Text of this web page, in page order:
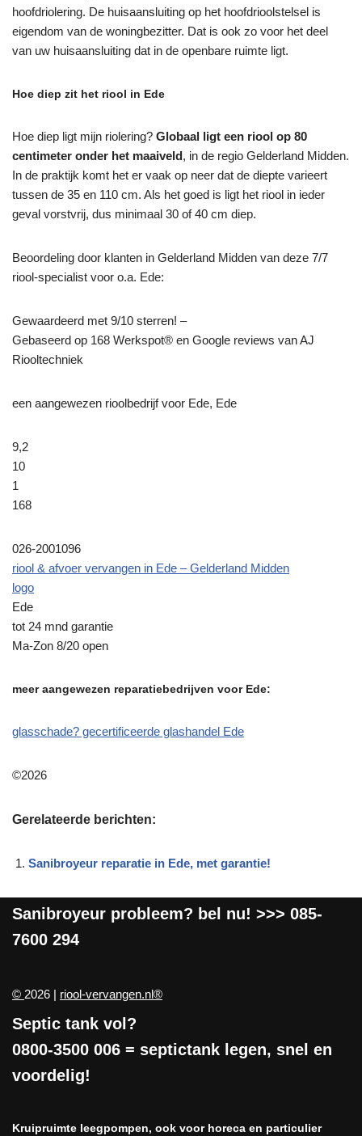
hoofdriolering. De huisaansluiting op het hoofdrioolstelsel is
eigendom van de woningbezitter. Dat is ook zo voor het deel
van uw huisaansluiting dat in de openbare ruimte ligt.
Hoe diep zit het riool in Ede
Hoe diep ligt mijn riolering? Globaal ligt een riool op 80
centimeter onder het maaiveld, in de regio Gelderland Midden.
In de praktijk komt het er vaak op neer dat de diepte varieert
tussen de 35 en 110 cm. Als het goed is ligt het riool in ieder
geval vorstvrij, dus minimaal 30 of 40 cm diep.
Beoordeling door klanten in Gelderland Midden van deze 7/7
riool-specialist voor o.a. Ede:
Gewaardeerd met 9/10 sterren! –
Gebaseerd op 168 Werkspot® en Google reviews van AJ
Riooltechniek
een aangewezen rioolbedrijf voor Ede, Ede
9,2
10
1
168
026-2001096
riool & afvoer vervangen in Ede – Gelderland Midden
logo
Ede
tot 24 mnd garantie
Ma-Zon 8/20 open
meer aangewezen reparatiebedrijven voor Ede:
glasschade? gecertificeerde glashandel Ede
©2026
Gerelateerde berichten:
Sanibroyeur reparatie in Ede, met garantie!
Sanibroyeur probleem? bel nu! >>> 085-
7600 294
© 2026 | riool-vervangen.nl®
Septic tank vol?
0800-3500 006 = septictank legen, snel en
voordelig!
Kruipruimte leegpompen, ook voor horeca en particulier